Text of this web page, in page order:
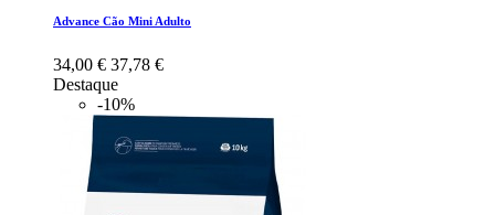
Advance Cão Mini Adulto
34,00 € 37,78 €
Destaque
-10%